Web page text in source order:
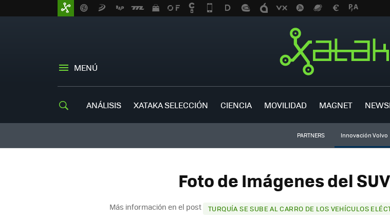
MENÚ
ANÁLISIS XATAKA SELECCIÓN CIENCIA MOVILIDAD MAGNET
PARTNERS Innovación Volvo
Foto de Imágenes del SUV
Más información en el post TURQUÍA SE SUBE AL CARRO DE LOS VEHÍCULOS